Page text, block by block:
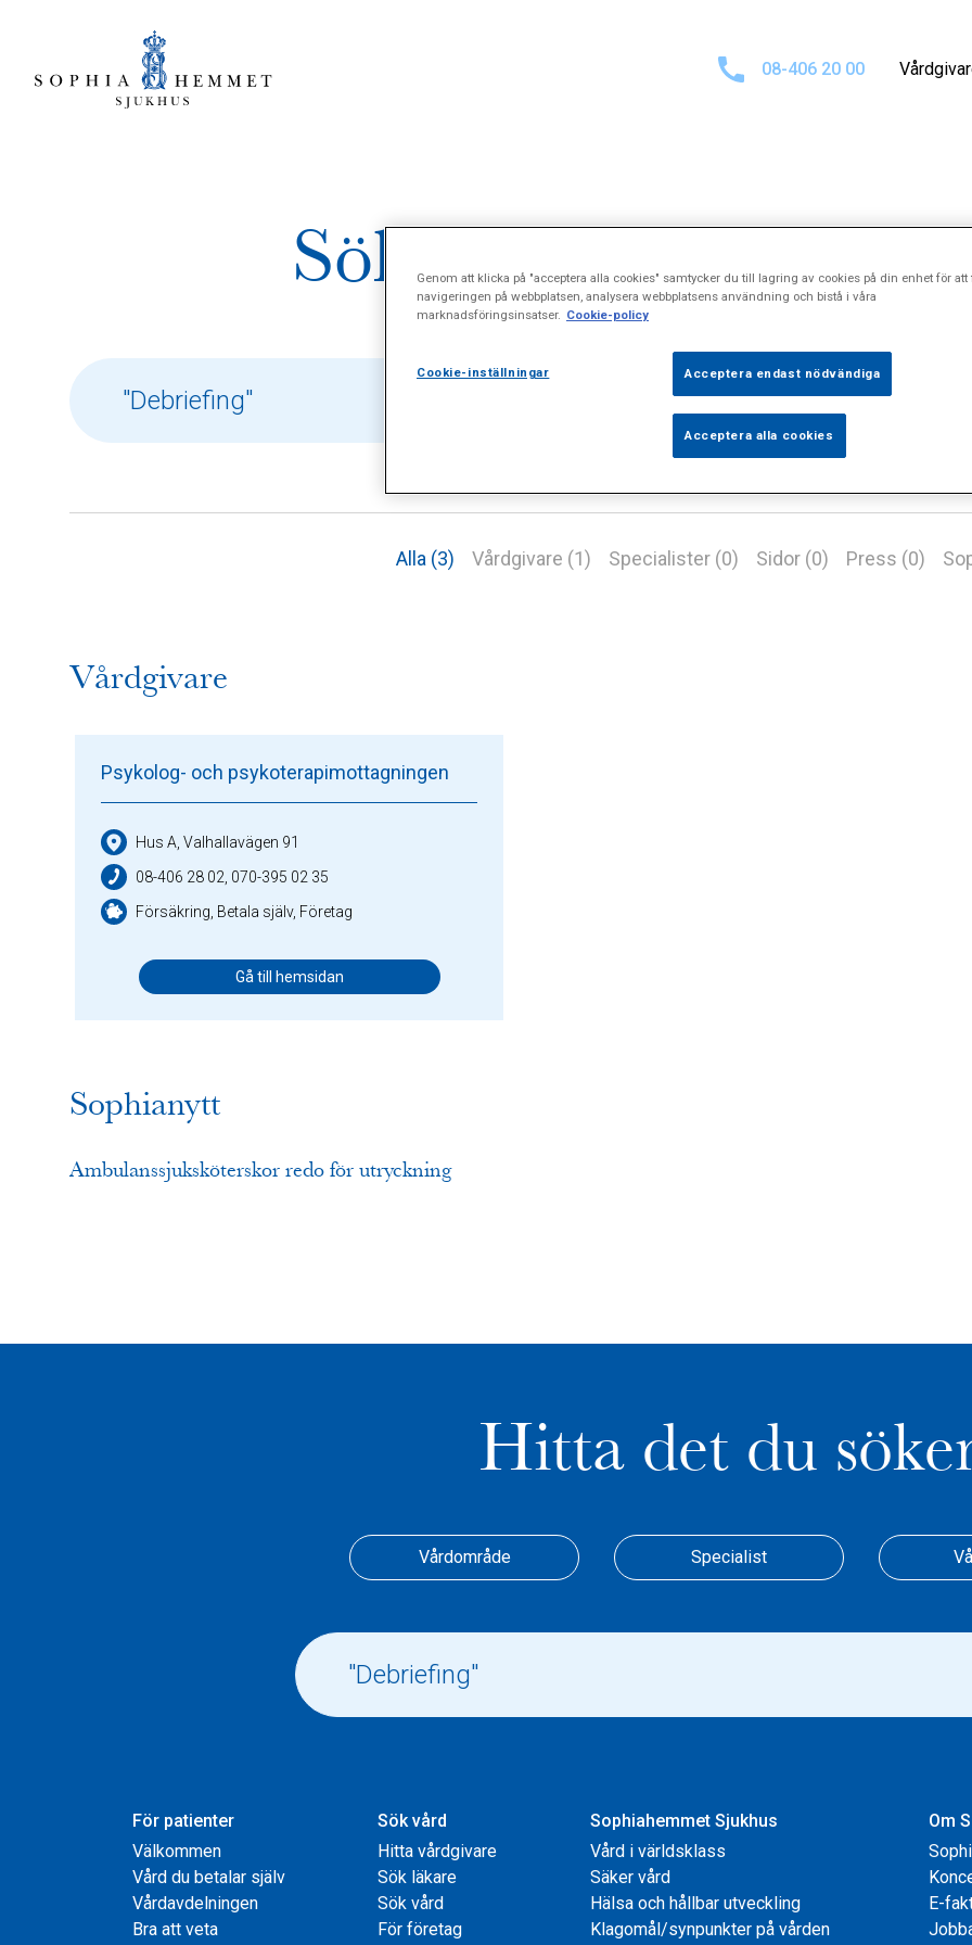
08-406 20 00
Sökresultat för
Alla (3) Vårdgivare (1) Specialister (0) Sidor (0) Press (0)
Vårdgivare
Psykolog- och psykoterapimottagningen
Hus A, Valhallavägen 91
08-406 28 02, 070-395 02 35
Försäkring, Betala själv, Företag
Gå till hemsidan
Sophianytt
Ambulanssjuksköterskor redo för utryckning
Hitta det du
Vårdområde Specialist
För patienter
Välkommen
Vård du betalar själv
Vårdavdelningen
Bra att veta
Sök vård
Hitta vårdgivare
Sök läkare
Sök vård
För företag
Sophiahemmet Sjukhus
Vård i världsklass
Säker vård
Hälsa och hållbar utveckling
Klagomål/synpunkter på vården
Om
E-
Genom att klicka på "acceptera alla cookies" samtycker du till lagring av cookies på din enhet för att
navigeringen på webbplatsen, analysera webbplatsens användning och bistå i våra
marknadsföringsinsatser. Cookie-policy
Cookie-inställningar Acceptera endast nödvändiga
Acceptera alla cookies